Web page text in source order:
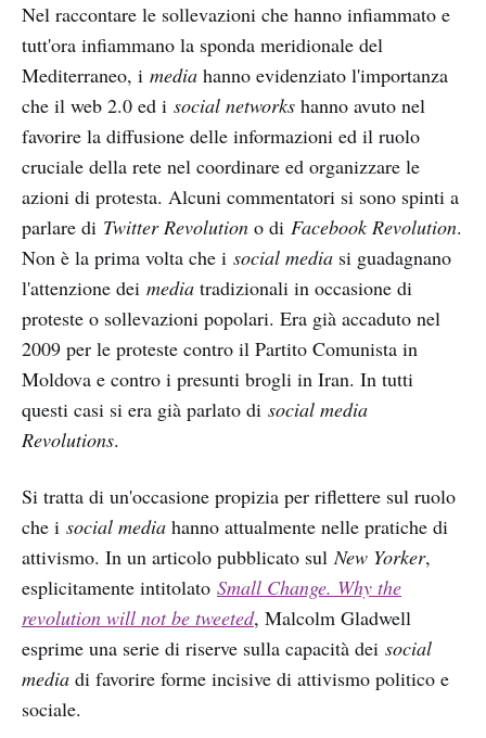
Nel raccontare le sollevazioni che hanno infiammato e
tutt'ora infiammano la sponda meridionale del
Mediterraneo, i media hanno evidenziato l'importanza
che il web 2.0 ed i social networks hanno avuto nel
favorire la diffusione delle informazioni ed il ruolo
cruciale della rete nel coordinare ed organizzare le
azioni di protesta. Alcuni commentatori si sono spinti a
parlare di Twitter Revolution o di Facebook Revolution.
Non è la prima volta che i social media si guadagnano
l'attenzione dei media tradizionali in occasione di
proteste o sollevazioni popolari. Era già accaduto nel
2009 per le proteste contro il Partito Comunista in
Moldova e contro i presunti brogli in Iran. In tutti
questi casi si era già parlato di social media
Revolutions.
Si tratta di un'occasione propizia per riflettere sul ruolo
che i social media hanno attualmente nelle pratiche di
attivismo. In un articolo pubblicato sulNew Yorker,
esplicitamente intitolato Small Change. Why the
revolution will not be tweeted, Malcolm Gladwell
esprime una serie di riserve sulla capacità dei social
media di favorire forme incisive di attivismo politico e
sociale.